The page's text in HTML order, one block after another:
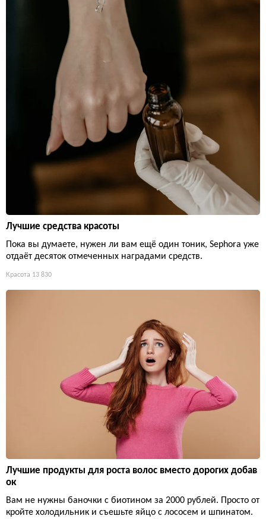
Лучшие средства красоты
Пока вы думаете, нужен ли вам ещё один тоник, Sephora уже
отдаёт десяток отмеченных наградами средств.
Красота 13 830
Лучшие продукты для роста волос вместо дорогих добав
ок
Вам не нужны баночки с биотином за 2000 рублей. Просто от
кройте холодильник и съешьте яйцо с лососем и шпинатом.